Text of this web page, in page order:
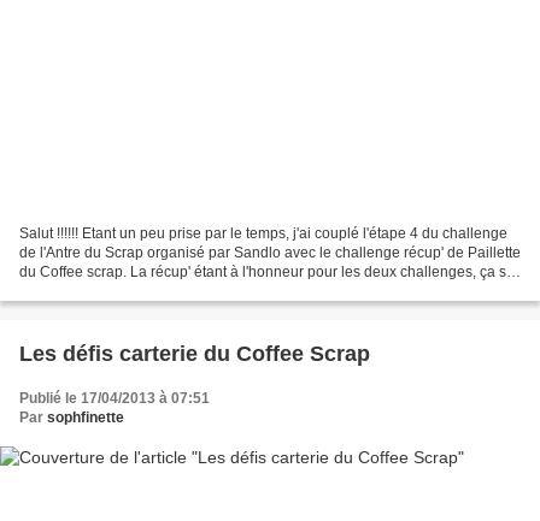
Salut !!!!!! Etant un peu prise par le temps, j'ai couplé l'étape 4 du challenge
de l'Antre du Scrap organisé par Sandlo avec le challenge récup' de Paillette
du Coffee scrap. La récup' étant à l'honneur pour les deux challenges, ça se
Les défis carterie du Coffee Scrap
Publié le 17/04/2013 à 07:51
Par sophfinette